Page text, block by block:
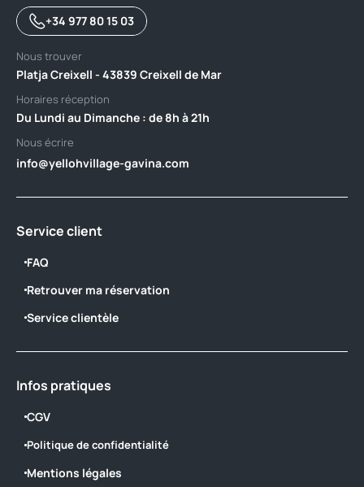
+34 977 80 15 03
Nous trouver
Platja Creixell - 43839 Creixell de Mar
Horaires réception
Du Lundi au Dimanche : de 8h à 21h
Nous écrire
info@yellohvillage-gavina.com
Service client
FAQ
Retrouver ma réservation
Service clientèle
Infos pratiques
CGV
Politique de confidentialité
Mentions légales